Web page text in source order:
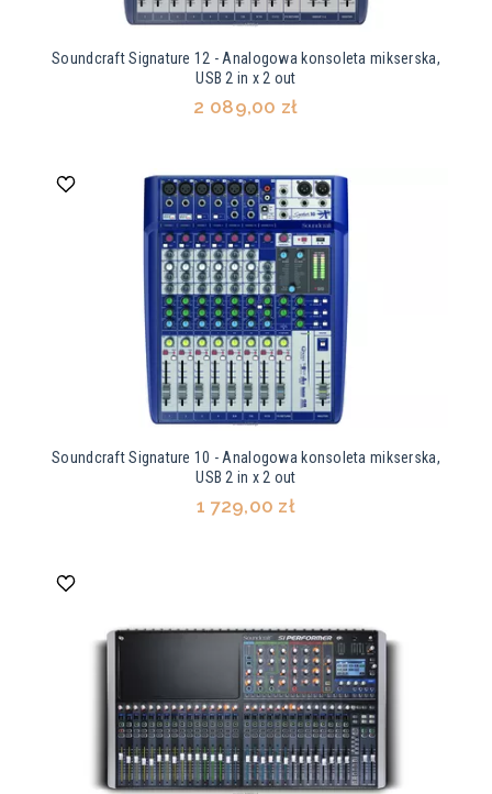
Soundcraft Signature 12 - Analogowa konsoleta mikserska,
USB 2 in x 2 out
2 089,00 zł
Soundcraft Signature 10 - Analogowa konsoleta mikserska,
USB 2 in x 2 out
1 729,00 zł